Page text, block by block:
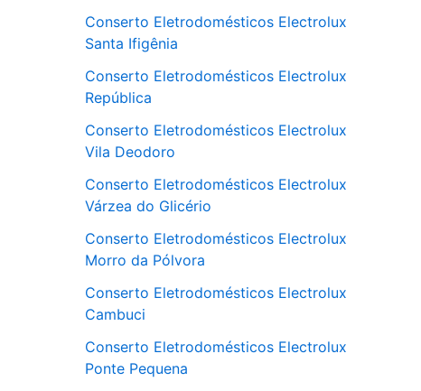
Conserto Eletrodomésticos Electrolux
Santa Ifigênia
Conserto Eletrodomésticos Electrolux
República
Conserto Eletrodomésticos Electrolux
Vila Deodoro
Conserto Eletrodomésticos Electrolux
Várzea do Glicério
Conserto Eletrodomésticos Electrolux
Morro da Pólvora
Conserto Eletrodomésticos Electrolux
Cambuci
Conserto Eletrodomésticos Electrolux
Ponte Pequena